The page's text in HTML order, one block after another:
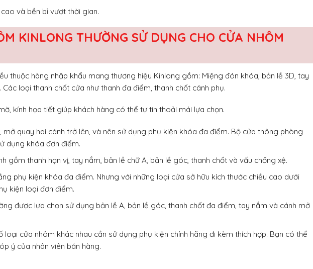
và bền bỉ vượt thời gian.
KINLONG THƯỜNG SỬ DỤNG CHO CỬA NHÔM
thuộc hàng nhập khẩu mang thương hiệu Kinlong gồm: Miệng đón khóa, bản lề 3D, tay
loại thanh chốt cửa như thanh đa điểm, thanh chốt cánh phụ.
kính họa tiết giúp khách hàng có thể tự tin thoải mái lựa chọn.
quay hai cánh trở lên, và nên sử dụng phụ kiện khóa đa điểm. Bộ cửa thông phòng
dụng khóa đơn điểm.
gồm thanh hạn vị, tay nắm, bản lề chữ A, bản lề góc, thanh chốt và vấu chống xệ.
phụ kiện khóa đa điểm. Nhưng với những loại cửa sở hữu kích thước chiều cao dưới
kiện loại đơn điểm.
được lựa chọn sử dụng bản lề A, bản lề góc, thanh chốt đa điểm, tay nắm và cánh mở
cửa nhôm khác nhau cần sử dụng phụ kiện chính hãng đi kèm thích hợp. Bạn có thể
ý của nhân viên bán hàng.